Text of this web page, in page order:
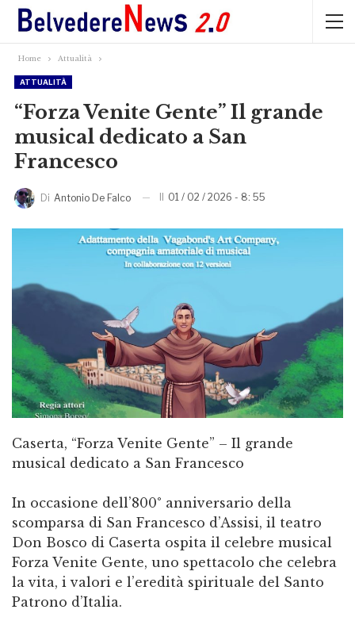
Home Attualità
ATTUALITÀ
“Forza Venite Gente” Il grande
musical dedicato a San
Francesco
Di Antonio De Falco 01 / 02 / 2026 - 8: 55
Caserta, “Forza Venite Gente” – Il grande
musical dedicato a San Francesco
In occasione dell’800° anniversario della
scomparsa di San Francesco d’Assisi, il teatro
Don Bosco di Caserta ospita il celebre musical
Forza Venite Gente, uno spettacolo che celebra
la vita, i valori e l’eredità spirituale del Santo
Patrono d’Italia.